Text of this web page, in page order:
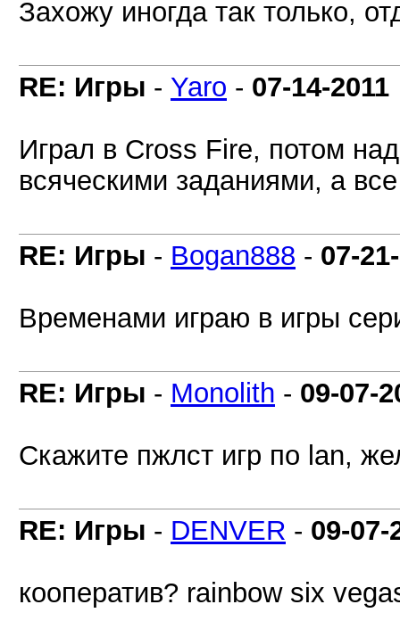
Захожу иногда так только,
RE: Игры - Yaro - 07-14-2011
Играл в Cross Fire, потом
всяческими заданиями, а
RE: Игры - Bogan888 - 07-
Временами играю в игры
RE: Игры - Monolith - 09-07-
Скажите пжлст игр по lan,
RE: Игры - DENVER - 09-07-
кооператив? rainbow six